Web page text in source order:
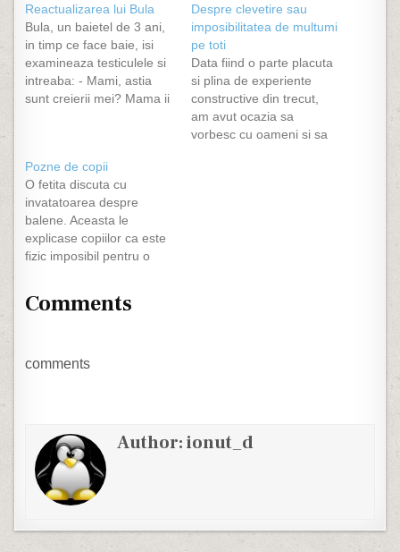
Reactualizarea lui Bula
Bula, un baietel de 3 ani,
in timp ce face baie, isi
examineaza testiculele si
intreaba: - Mami, astia
sunt creierii mei? Mama ii
pachet in care era o
grenada si o notita: -
Mama, daca tragi de…
Despre clevetire sau
imposibilitatea de multumi
pe toti
Data fiind o parte placuta
si plina de experiente
constructive din trecut,
am avut ocazia sa
vorbesc cu oameni si sa
Pozne de copii
O fetita discuta cu
invatatoarea despre
balene. Aceasta le
explicase copiilor ca este
fizic imposibil pentru o
mamifer foarte mare, are
inghitit de o balena.
Comments
comments
Author:ionut_d